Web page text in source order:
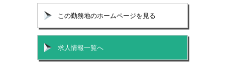
この勤務地のホームページを見る
求人情報一覧へ